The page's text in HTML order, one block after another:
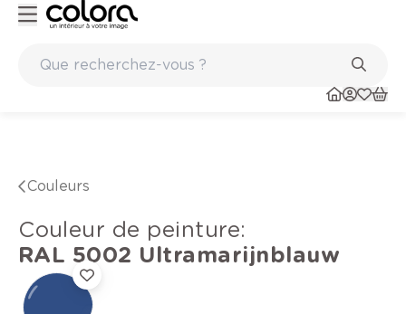
Couleurs
Couleur de peinture:
RAL 5002 Ultramarijnblauw